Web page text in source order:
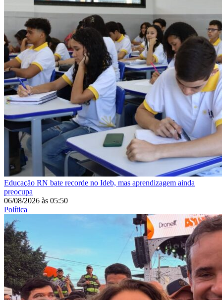
Educação RN bate recorde no Ideb, mas aprendizagem ainda
preocupa
06/08/2026 às 05:50
Política